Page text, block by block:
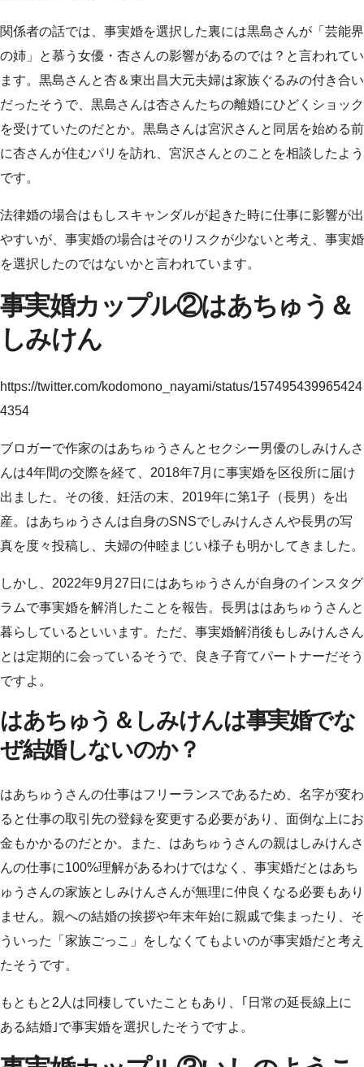
関係者の話では、事実婚を選択した裏には黒島さんが「芸能界
の姉」と慕う女優・杏さんの影響があるのでは？と言われてい
ます。黒島さんと杏＆東出昌大元夫婦は家族ぐるみの付き合い
だったそうで、黒島さんは杏さんたちの離婚にひどくショック
を受けていたのだとか。黒島さんは宮沢さんと同居を始める前
に杏さんが住むパリを訪れ、宮沢さんとのことを相談したよう
です。
法律婚の場合はもしスキャンダルが起きた時に仕事に影響が出
やすいが、事実婚の場合はそのリスクが少ないと考え、事実婚
を選択したのではないかと言われています。
事実婚カップル②はあちゅう＆
しみけん
https://twitter.com/kodomono_nayami/status/157495439965424
4354
ブロガーで作家のはあちゅうさんとセクシー男優のしみけんさ
んは4年間の交際を経て、2018年7月に事実婚を区役所に届け
出ました。その後、妊活の末、2019年に第1子（長男）を出
産。はあちゅうさんは自身のSNSでしみけんさんや長男の写
真を度々投稿し、夫婦の仲睦まじい様子も明かしてきました。
しかし、2022年9月27日にはあちゅうさんが自身のインスタグ
ラムで事実婚を解消したことを報告。長男ははあちゅうさんと
暮らしているといいます。ただ、事実婚解消後もしみけんさん
とは定期的に会っているそうで、良き子育てパートナーだそう
ですよ。
はあちゅう＆しみけんは事実婚でな
ぜ結婚しないのか？
はあちゅうさんの仕事はフリーランスであるため、名字が変わ
ると仕事の取引先の登録を変更する必要があり、面倒な上にお
金もかかるのだとか。また、はあちゅうさんの親はしみけんさ
んの仕事に100%理解があるわけではなく、事実婚だとはあち
ゅうさんの家族としみけんさんが無理に仲良くなる必要もあり
ません。親への結婚の挨拶や年末年始に親戚で集まったり、そ
ういった「家族ごっこ」をしなくてもよいのが事実婚だと考え
たそうです。
もともと2人は同棲していたこともあり、｢日常の延長線上に
ある結婚｣で事実婚を選択したそうですよ。